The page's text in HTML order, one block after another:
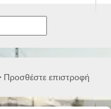
Προσθέστε επιστροφή